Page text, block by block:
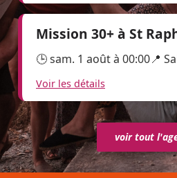
Mission 30+ à St
🕒 sam. 1 août à 00:00📍
Voir les détails
voir tout